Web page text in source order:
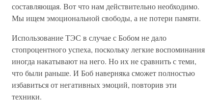
составляющая. Вот что нам действительно необходимо.
Мы ищем эмоциональной свободы, а не потери памяти.
Использование ТЭС в случае с Бобом не дало
стопроцентного успеха, поскольку легкие воспоминания
иногда накатывают на него. Но их не сравнить с теми,
что были раньше. И Боб наверняка сможет полностью
избавиться от негативных эмоций, повторив эти
техники.